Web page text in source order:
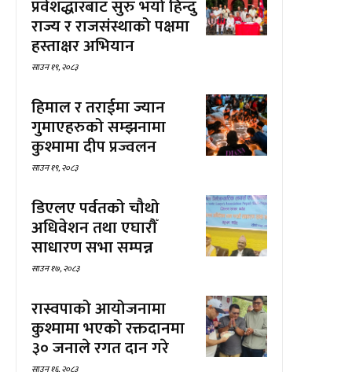
प्रवेशद्धारबाट सुरु भयो हिन्दु
राज्य र राजसंस्थाको पक्षमा
हस्ताक्षर अभियान
साउन १९, २०८३
हिमाल र तराईमा ज्यान
गुमाएहरुको सम्झनामा
कुश्मामा दीप प्रज्वलन
साउन १९, २०८३
डिएलए पर्वतको चौथो
अधिवेशन तथा एघारौँ
साधारण सभा सम्पन्न
साउन १७, २०८३
रास्वपाको आयोजनामा
कुश्मामा भएको रक्तदानमा
३० जनाले रगत दान गरे